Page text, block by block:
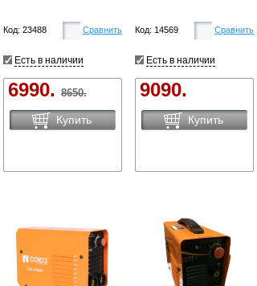
Код: 23488 Сравнить
Есть в наличии
6990. 8650.
Купить
Код: 14569 Сравнить
Есть в наличии
9090.
Купить